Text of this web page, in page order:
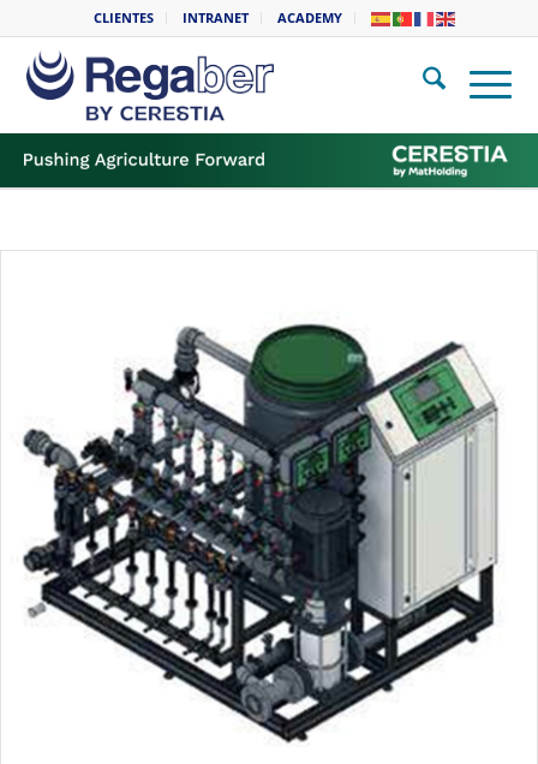
CLIENTES INTRANET ACADEMY